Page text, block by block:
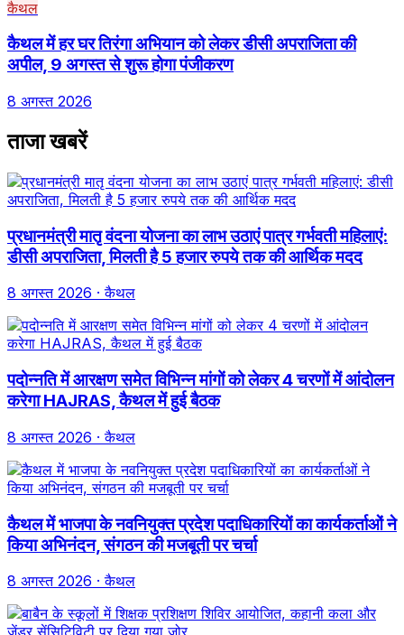
कैथल
कैथल में हर घर तिरंगा अभियान को लेकर डीसी अपराजिता की
अपील, 9 अगस्त से शुरू होगा पंजीकरण
8 अगस्त 2026
ताजा खबरें
प्रधानमंत्री मातृ वंदना योजना का लाभ उठाएं पात्र गर्भवती महिलाएं:
डीसी अपराजिता, मिलती है 5 हजार रुपये तक की आर्थिक मदद
8 अगस्त 2026 · कैथल
पदोन्नति में आरक्षण समेत विभिन्न मांगों को लेकर 4 चरणों में आंदोलन
करेगा HAJRAS, कैथल में हुई बैठक
8 अगस्त 2026 · कैथल
कैथल में भाजपा के नवनियुक्त प्रदेश पदाधिकारियों का कार्यकर्ताओं ने
किया अभिनंदन, संगठन की मजबूती पर चर्चा
8 अगस्त 2026 · कैथल